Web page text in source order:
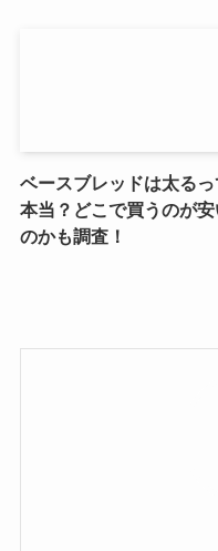
ベースブレッドは太るっ
本当？どこで買うのが安
のかも調査！